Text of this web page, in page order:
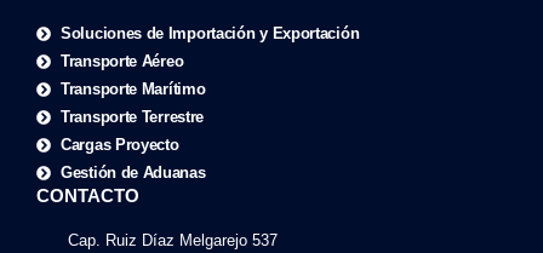
Soluciones de Importación y Exportación
Transporte Aéreo
Transporte Marítimo
Transporte Terrestre
Cargas Proyecto
Gestión de Aduanas
CONTACTO
Cap. Ruiz Díaz Melgarejo 537